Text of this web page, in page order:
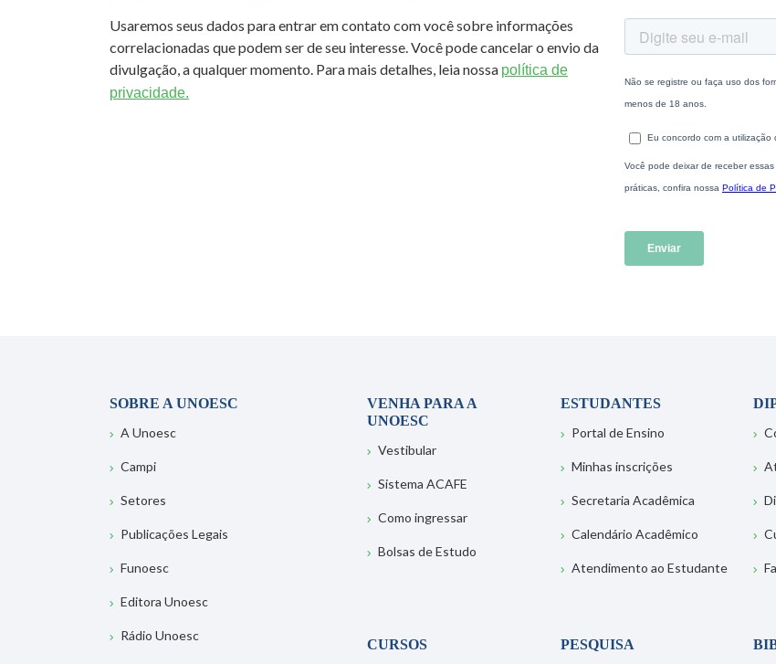
Usaremos seus dados para entrar em contato com você sobre informações
correlacionadas que podem ser de seu interesse. Você pode cancelar o envio da
divulgação, a qualquer momento. Para mais detalhes, leia nossa política de
privacidade.
SOBRE A UNOESC
A Unoesc
Campi
Setores
Publicações Legais
Funoesc
Editora Unoesc
Rádio Unoesc
VENHA PARA A
UNOESC
Vestibular
Sistema ACAFE
Como ingressar
Bolsas de Estudo
ESTUDANTES
Portal de Ensino
Minhas inscrições
Secretaria Acadêmica
Calendário Acadêmico
Atendimento ao Estudante
CURSOS PESQUISA